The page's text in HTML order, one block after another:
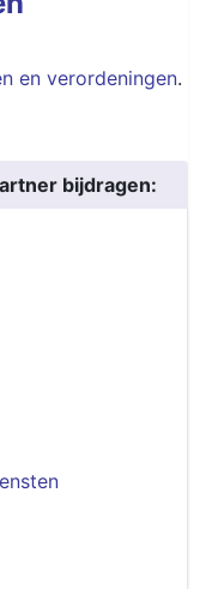
en verordeningen.
bijdragen: